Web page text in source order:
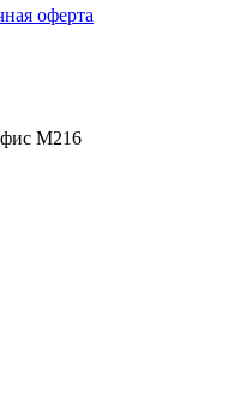
оферта
М216